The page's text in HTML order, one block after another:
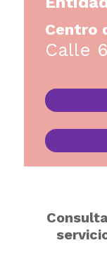
Centro
Calle